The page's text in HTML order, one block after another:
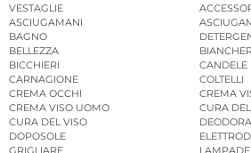
VESTAGLIE
ASCIUGAMANI
BAGNO
BELLEZZA
BICCHIERI
CANDELE
CARNAGIONE
COLTELLI
CREMA OCCHI
CREMA
CREMA VISO UOMO
CURA
CURA DEL VISO
DOPOSOLE
GRIGLIARE